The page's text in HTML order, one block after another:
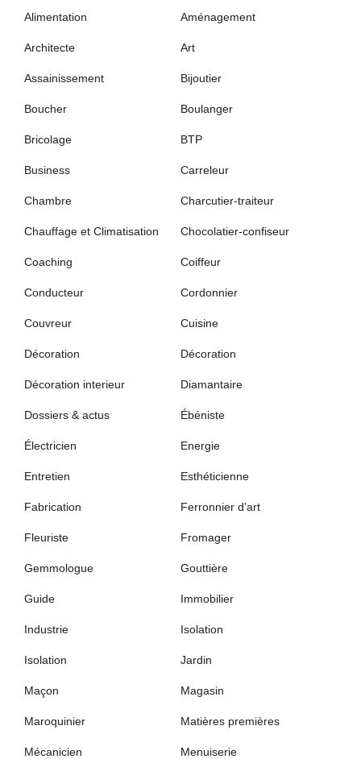
Alimentation Aménagement
Architecte Art
Assainissement Bijoutier
Boucher Boulanger
Bricolage BTP
Business Carreleur
Chambre Charcutier-traiteur
Chauffage et Climatisation Chocolatier-confiseur
Coaching Coiffeur
Conducteur Cordonnier
Couvreur Cuisine
Décoration Décoration
Décoration interieur Diamantaire
Dossiers & actus Ébéniste
Électricien Energie
Entretien Esthéticienne
Fabrication Ferronnier d’art
Fleuriste Fromager
Gemmologue Gouttière
Guide Immobilier
Industrie Isolation
Isolation Jardin
Maçon Magasin
Maroquinier Matières premières
Mécanicien Menuiserie